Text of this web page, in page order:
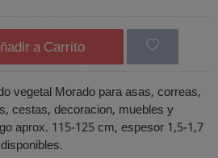
a Carrito
vegetal Morado para asas, correas,
cestas, decoracion, muebles y
aprox. 115-125 cm, espesor 1,5-1,7